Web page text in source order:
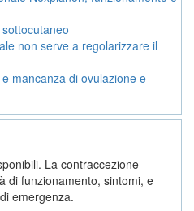
non serve a regolarizzare il
mancanza di ovulazione e
La contraccezione
di funzionamento, sintomi, e
emergenza.